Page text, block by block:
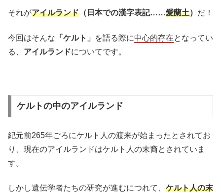
それがアイルランド （日本での漢字表記……愛蘭土） だ！
今回はそんな 「ケルト」 を語る際に中心的存在となってい
る、 アイルランドについてです。
ケルトの中のアイルランド
紀元前265年ごろにケルト人の渡来が始まったとされてお
り、現在のアイルランドはケルト人の末裔とされていま
す。
しかし遺伝学者たちの研究が進むにつれて、 ケルト人の末